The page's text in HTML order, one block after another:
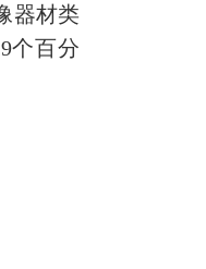
器材类
个百分